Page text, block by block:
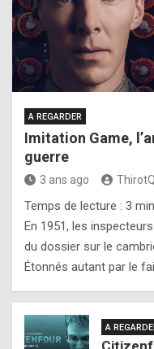
A REGARDER
Imitation Game,
guerre
3 ans ago
Temps de lecture : 3
En 1951, les
du dossier sur le
Étonnés autant par le
A